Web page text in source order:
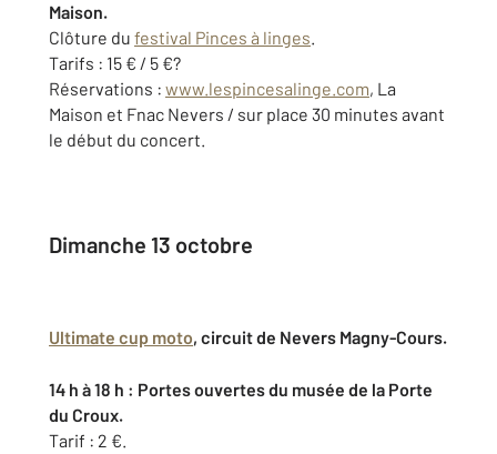
Maison.
Clôture du festival Pinces à linges.
Tarifs : 15 € / 5 €?
Réservations : www.lespincesalinge.com, La
Maison et Fnac Nevers / sur place 30 minutes avant
le début du concert.
Dimanche 13 octobre
Ultimate cup moto, circuit de Nevers Magny-Cours.
14 h à 18 h : Portes ouvertes du musée de la Porte
du Croux.
Tarif : 2 €.